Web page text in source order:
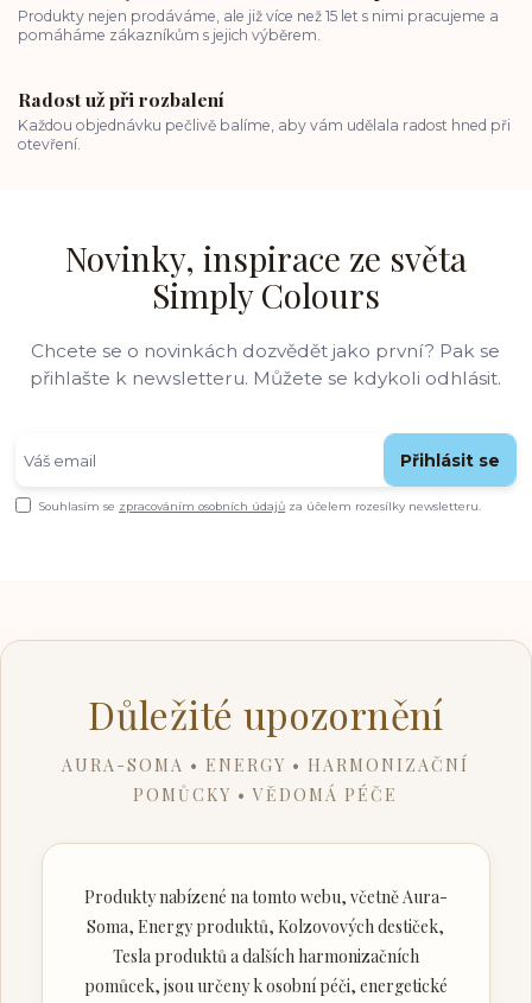
Produkty nejen prodáváme, ale již více než 15 let s nimi pracujeme a
pomáháme zákazníkům s jejich výběrem.
Radost už při rozbalení
Každou objednávku pečlivě balíme, aby vám udělala radost hned při
otevření.
Novinky, inspirace ze světa
Simply Colours
Chcete se o novinkách dozvědět jako první? Pak se
přihlašte k newsletteru. Můžete se kdykoli odhlásit.
Přihlásit se
Souhlasím se zpracováním osobních údajů za účelem rozesílky newsletteru.
Důležité upozornění
AURA-SOMA • ENERGY • HARMONIZAČNÍ
POMŮCKY • VĚDOMÁ PÉČE
Produkty nabízené na tomto webu, včetně Aura-
Soma, Energy produktů, Kolzovových destiček,
Tesla produktů a dalších harmonizačních
pomůcek, jsou určeny k osobní péči, energetické